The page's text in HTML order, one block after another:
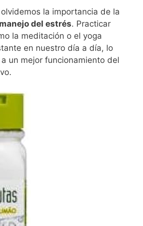
la importancia de la
del estrés. Practicar
la meditación o el yoga
en nuestro día a día, lo
un mejor funcionamiento del